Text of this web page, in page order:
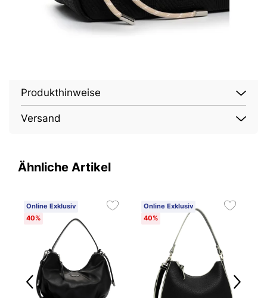
Produkthinweise
Versand
Ähnliche Artikel
Online Exklusiv
40%
Online Exklusiv
40%